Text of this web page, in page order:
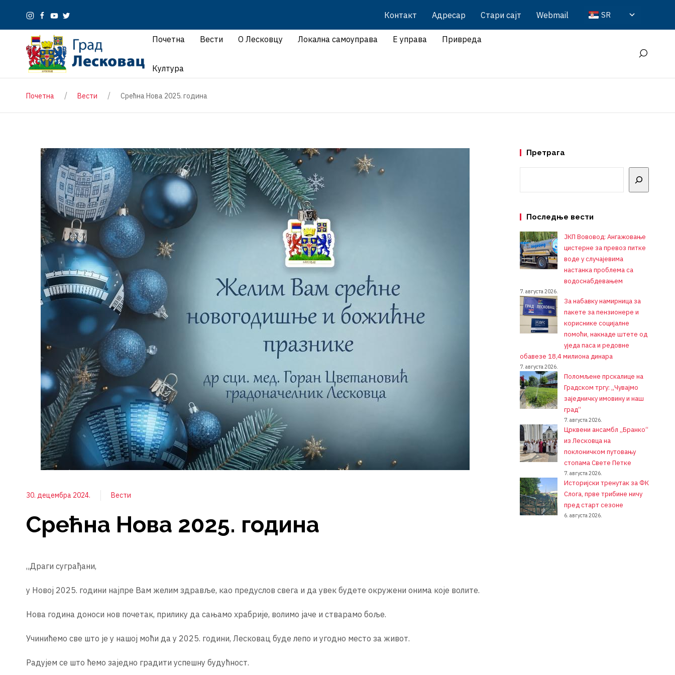
Контакт Адресар Стари сајт Webmail SR
Почетна Вести О Лесковцу Локална самоуправа Е управа Привреда
Култура
Почетна Вести Срећна Нова 2025. година
30. децембра 2024. Вести
Срећна Нова 2025. година
„Драги суграђани,
у Новој 2025. години најпре Вам желим здравље, као предуслов свега и да увек будете окружени онима које волите.
Нова година доноси нов почетак, прилику да сањамо храбрије, волимо јаче и стварамо боље.
Учинићемо све што је у нашој моћи да у 2025. години, Лесковац буде лепо и угодно место за живот.
Радујем се што ћемо заједно градити успешну будућност.
Претрага
Последње вести
ЈКП Вововод: Ангажовање
цистерне за превоз питке
воде у случајевима
настанка проблема са
водоснабдевањем
7. августа 2026.
За набавку намирница за
пакете за пензионере и
кориснике социјалне
помоћи, накнаде штете од
уједа паса и редовне
обавезе 18,4 милиона динара
7. августа 2026.
Поломљене прскалице на
Градском тргу: „Чувајмо
заједничку имовину и наш
град“
7. августа 2026.
Црквени ансамбл „Бранко“
из Лесковца на
поклоничком путовању
стопама Свете Петке
7. августа 2026.
Историјски тренутак за ФК
Слога, прве трибине ничу
пред старт сезоне
6. августа 2026.